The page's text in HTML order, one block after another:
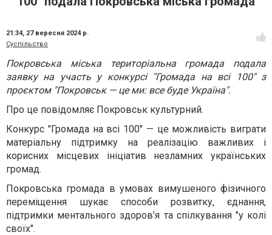
21:34, 27 вересня 2024 р.
Суспільство
Покровська міська територіальна громада подала
заявку на участь у конкурсі "Громада на всі 100" з
проєктом "Покровськ — це ми: все буде Україна".
Про це повідомляє Покровськ культурний.
Конкурс "Громада на всі 100" — це можливість виграти
матеріальну підтримку на реалізацію важливих і
корисних місцевих ініціатив незламних українських
громад.
Покровська громада в умовах вимушеного фізичного
переміщення шукає способи розвитку, єднання,
підтримки ментального здоров’я та спілкування "у колі
своїх".